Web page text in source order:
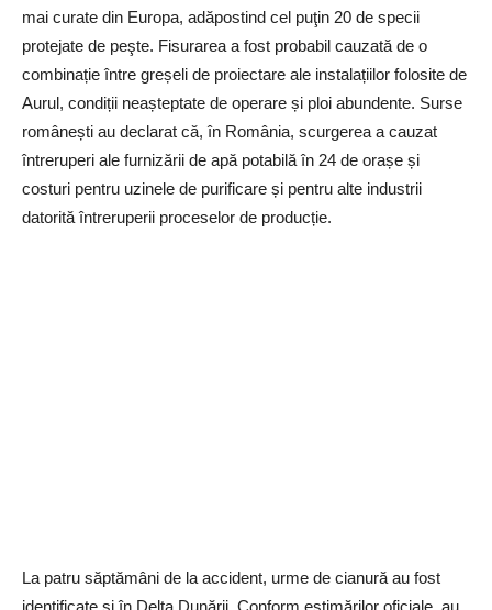
mai curate din Europa, adăpostind cel puţin 20 de specii
protejate de peşte. Fisurarea a fost probabil cauzată de o
combinație între greșeli de proiectare ale instalațiilor folosite de
Aurul, condiții neașteptate de operare și ploi abundente. Surse
românești au declarat că, în România, scurgerea a cauzat
întreruperi ale furnizării de apă potabilă în 24 de orașe și
costuri pentru uzinele de purificare și pentru alte industrii
datorită întreruperii proceselor de producție.
La patru săptămâni de la accident, urme de cianură au fost
identificate si în Delta Dunării. Conform estimărilor oficiale, au